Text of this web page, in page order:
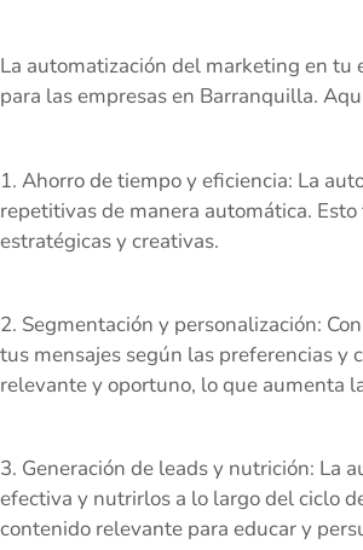
La automatización del marketing en tu
para las empresas en Barranquilla.
1. Ahorro de tiempo y eficiencia: La
repetitivas de manera automática.
estratégicas y creativas.
2. Segmentación y personalización:
tus mensajes según las preferencias
relevante y oportuno, lo que aumenta
3. Generación de leads y nutrición: La
efectiva y nutrirlos a lo largo del ciclo
contenido relevante para educar y